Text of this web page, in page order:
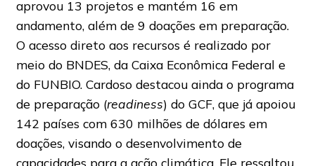
aprovou 13 projetos e mantém 16 em
andamento, além de 9 doações em preparação.
O acesso direto aos recursos é realizado por
meio do BNDES, da Caixa Econômica Federal e
do FUNBIO. Cardoso destacou ainda o programa
de preparação (readiness) do GCF, que já apoiou
142 países com 630 milhões de dólares em
doações, visando o desenvolvimento de
capacidades para a ação climática. Ele ressaltou